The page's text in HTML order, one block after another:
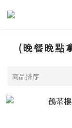
(晚餐晚點
商品排序